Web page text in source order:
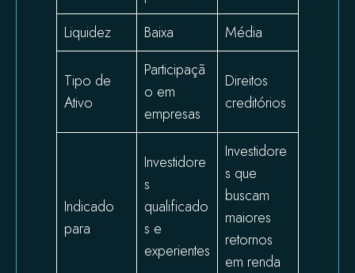
Liquidez Baixa Média
Tipo de
Ativo
Participaçã
o em
empresas
Direitos
creditórios
Indicado
para
Investidore
s
qualificado
s e
experientes
Investidore
s que
buscam
maiores
retornos
em renda